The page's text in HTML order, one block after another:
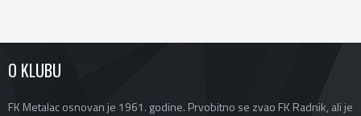
O KLUBU
FK Metalac osnovan je 1961. godine. Prvobitno se zvao FK Radnik, ali je